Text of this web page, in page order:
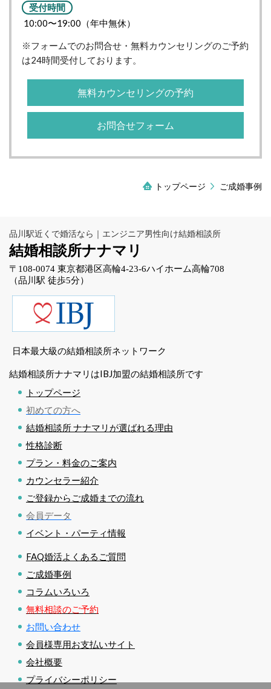
受付時間
10:00〜19:00（年中無休）
※フォームでのお問合せ・無料カウンセリングのご予約
は24時間受付しております。
無料カウンセリングの予約
お問合せフォーム
トップページ ご成婚事例
品川駅近くで婚活なら｜エンジニア男性向け結婚相談所
結婚相談所ナナマリ
〒108-0074 東京都港区高輪4-23-6ハイホーム高輪708
（品川駅 徒歩5分）
日本最大級の結婚相談所ネットワーク
結婚相談所ナナマリはIBJ加盟の結婚相談所です
トップページ
初めての方へ
結婚相談所 ナナマリが選ばれる理由
性格診断
プラン・料金のご案内
カウンセラー紹介
ご登録からご成婚までの流れ
会員データ
イベント・パーティ情報
FAQ婚活よくあるご質問
ご成婚事例
コラムいろいろ
無料相談のご予約
お問い合わせ
会員様専用お支払いサイト
会社概要
プライバシーポリシー